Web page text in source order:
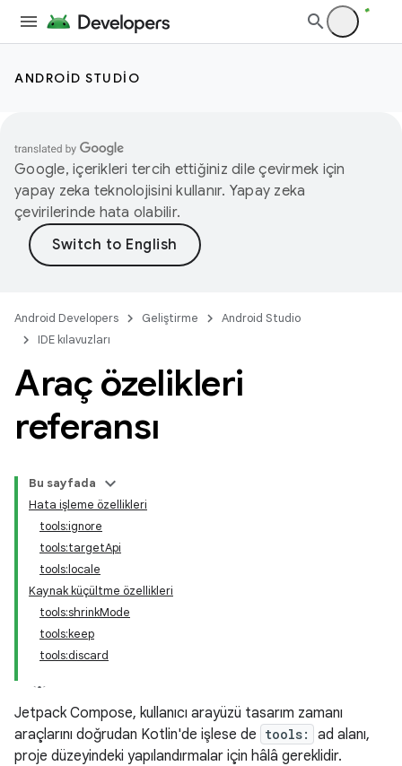
ANDROID STUDIO
Google, içerikleri tercih ettiğiniz dile çevirmek için
yapay zeka teknolojisini kullanır. Yapay zeka
çevirilerinde hata olabilir.
Android Developers Geliştirme
Android Studio
IDE kılavuzları
Araç özelikleri
referansı
Bu sayfada
Hata işleme özellikleri
tools:ignore
tools:targetApi
tools:locale
Kaynak küçültme özellikleri
tools:shrinkMode
tools:keep
tools:discard
Jetpack Compose, kullanıcı arayüzü tasarım zamanı
araçlarını doğrudan Kotlin'de işlese de tools:
ad alanı,
proje düzeyindeki yapılandırmalar için hâlâ gereklidir.